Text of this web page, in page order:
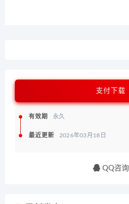
支付下载
有效期 永久
最近更新 2026年03月18日
QQ咨询